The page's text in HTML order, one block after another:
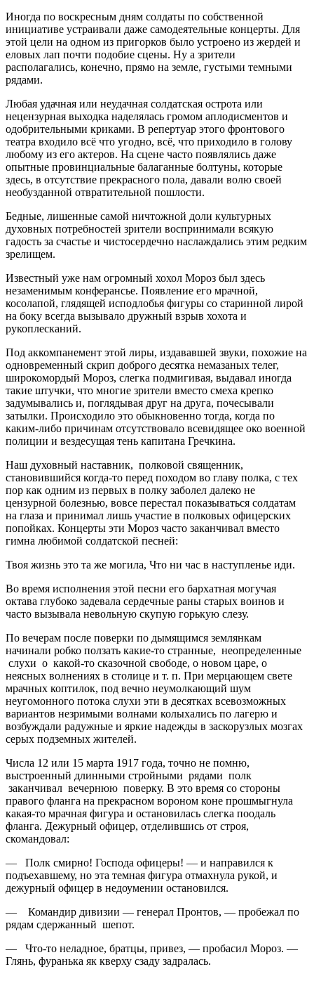
Иногда по воскресным дням солдаты по собственной
инициативе устраивали даже самодеятельные концерты. Для
этой цели на одном из пригорков было устроено из жердей и
еловых лап почти подобие сцены. Ну а зрители
располагались, конечно, прямо на земле, густыми темными
рядами.
Любая удачная или неудачная солдатская острота или
нецензурная выходка наделялась громом аплодисментов и
одобрительными криками. В репертуар этого фронтового
театра входило всё что угодно, всё, что приходило в голову
любому из его актеров. На сцене часто появлялись даже
опытные провинциальные балаганные болтуны, которые
здесь, в отсутствие прекрасного пола, давали волю своей
необузданной отвратительной пошлости.
Бедные, лишенные самой ничтожной доли культурных
духовных потребностей зрители воспринимали всякую
гадость за счастье и чистосердечно наслаждались этим редким
зрелищем.
Известный уже нам огромный хохол Мороз был здесь
незаменимым конферансье. Появление его мрачной,
косолапой, глядящей исподлобья фигуры со старинной лирой
на боку всегда вызывало дружный взрыв хохота и
рукоплесканий.
Под аккомпанемент этой лиры, издававшей звуки, похожие на
одновременный скрип доброго десятка немазаных телег,
широкомордый Мороз, слегка подмигивая, выдавал иногда
такие штучки, что многие зрители вместо смеха крепко
задумывались и, поглядывая друг на друга, почесывали
затылки. Происходило это обыкновенно тогда, когда по
каким-либо причинам отсутствовало всевидящее око военной
полиции и вездесущая тень капитана Гречкина.
Наш духовный наставник, полковой священник,
становившийся когда-то перед походом во главу полка, с тех
пор как одним из первых в полку заболел далеко не
цензурной болезнью, вовсе перестал показываться солдатам
на глаза и принимал лишь участие в полковых офицерских
попойках. Концерты эти Мороз часто заканчивал вместо
гимна любимой солдатской песней:
Твоя жизнь это та же могила, Что ни час в наступленье иди.
Во время исполнения этой песни его бархатная могучая
октава глубоко задевала сердечные раны старых воинов и
часто вызывала невольную скупую горькую слезу.
По вечерам после поверки по дымящимся землянкам
начинали робко ползать какие-то странные, неопределенные
слухи о какой-то сказочной свободе, о новом царе, о
неясных волнениях в столице и т. п. При мерцающем свете
мрачных коптилок, под вечно неумолкающий шум
неугомонного потока слухи эти в десятках всевозможных
вариантов незримыми волнами колыхались по лагерю и
возбуждали радужные и яркие надежды в заскорузлых мозгах
серых подземных жителей.
Числа 12 или 15 марта 1917 года, точно не помню,
выстроенный длинными стройными рядами полк
заканчивал вечернюю поверку. В это время со стороны
правого фланга на прекрасном вороном коне прошмыгнула
какая-то мрачная фигура и остановилась слегка поодаль
фланга. Дежурный офицер, отделившись от строя,
скомандовал:
— Полк смирно! Господа офицеры! — и направился к
подъехавшему, но эта темная фигура отмахнула рукой, и
дежурный офицер в недоумении остановился.
— Командир дивизии — генерал Пронтов, — пробежал по
рядам сдержанный шепот.
— Что-то неладное, братцы, привез, — пробасил Мороз. —
Глянь, фуранька як кверху сзаду задралась.